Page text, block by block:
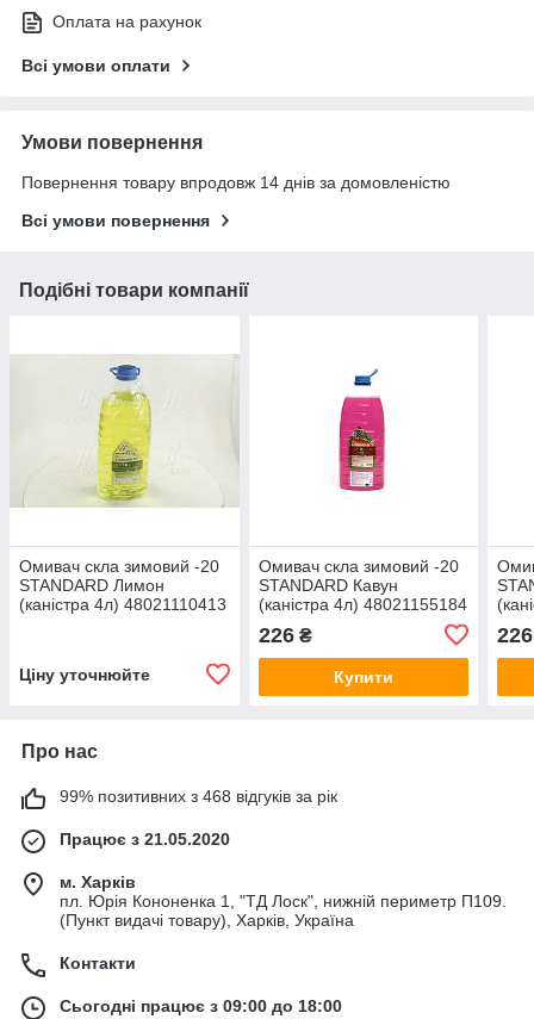
Оплата на рахунок
Всі умови оплати
Умови повернення
Повернення товару впродовж 14 днів за домовленістю
Всі умови повернення
Подібні товари компанії
Омивач скла зимовий -20
STANDARD Лимон
(каністра 4л) 48021110413
Ціну уточнюйте
Омивач скла зимовий -20
STANDARD Кавун
(каністра 4л) 48021155184
226₴
Купити
226
Про нас
99% позитивних з 468 відгуків за рік
Працює з 21.05.2020
м. Харків
пл. Юрія Кононенка 1, "ТД Лоск", нижній периметр П109.
(Пункт видачі товару), Харків, Україна
Контакти
Сьогодні працює з 09:00 до 18:00